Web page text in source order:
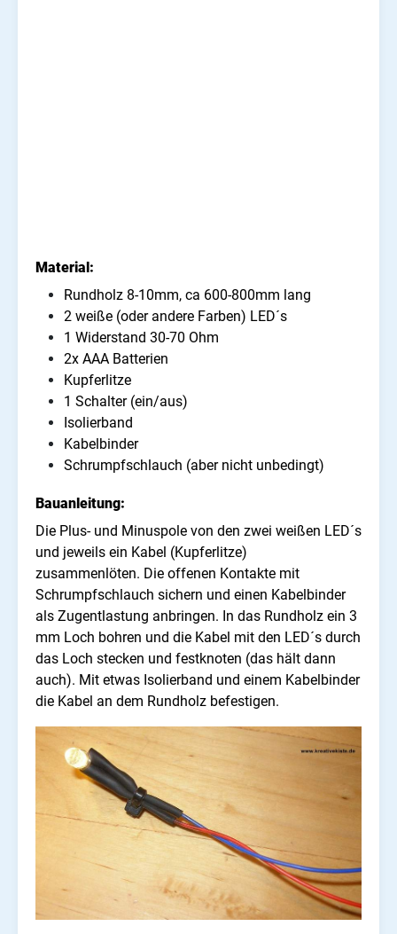
Material:
Rundholz 8-10mm, ca 600-800mm lang
2 weiße (oder andere Farben) LED´s
1 Widerstand 30-70 Ohm
2x AAA Batterien
Kupferlitze
1 Schalter (ein/aus)
Isolierband
Kabelbinder
Schrumpfschlauch (aber nicht unbedingt)
Bauanleitung:
Die Plus- und Minuspole von den zwei weißen LED´s
und jeweils ein Kabel (Kupferlitze)
zusammenlöten. Die offenen Kontakte mit
Schrumpfschlauch sichern und einen Kabelbinder
als Zugentlastung anbringen. In das Rundholz ein 3
mm Loch bohren und die Kabel mit den LED´s durch
das Loch stecken und festknoten (das hält dann
auch). Mit etwas Isolierband und einem Kabelbinder
die Kabel an dem Rundholz befestigen.